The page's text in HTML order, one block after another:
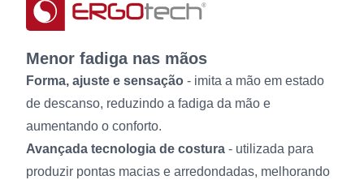
Menor fadiga nas mãos
Forma, ajuste e sensação - imita a mão em estado
de descanso, reduzindo a fadiga da mão e
aumentando o conforto.
Avançada tecnologia de costura - utilizada para
produzir pontas macias e arredondadas, melhorando